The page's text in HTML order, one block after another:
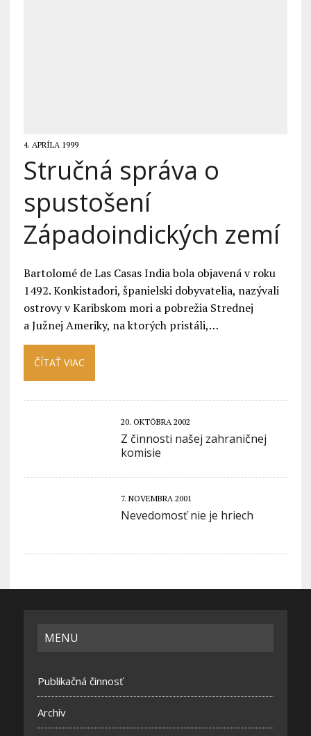
4. APRÍLA 1999
Stručná správa o
spustošení
Západoindických zemí
Bartolomé de Las Casas India bola objavená v roku
1492. Konkistadori, španielski dobyvatelia, nazývali
ostrovy v Karibskom mori a pobrežia Strednej
a Južnej Ameriky, na ktorých pristáli,…
ČÍTAŤ VIAC
20. OKTÓBRA 2002
Z činnosti našej zahraničnej
komisie
7. NOVEMBRA 2001
Nevedomosť nie je hriech
MENU
Publikačná činnosť
Archív